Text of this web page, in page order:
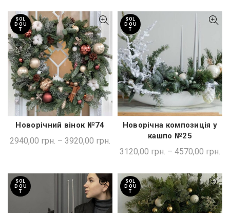
SOL
D OU
T
ШВИДКА ПОКУПКА
Новорічний вінок №74
2940,00 грн. – 3920,00 грн.
SOL
D OU
T
ШВИДКА ПОКУПКА
Новорічна композиція у
кашпо №25
3120,00 грн. – 4570,00 грн.
SOL
D OU
T
SOL
D OU
T